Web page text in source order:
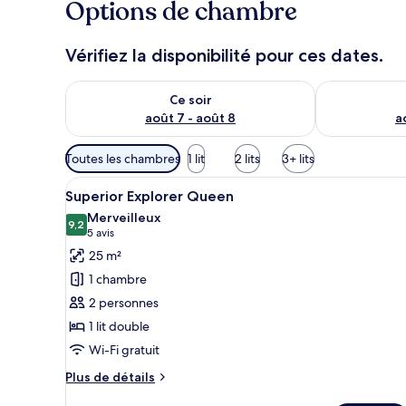
Options de chambre
Vérifiez la disponibilité pour ces dates.
Ce soir
août 7 - août 8
Vérifier la disponibilité pour ce soir août 7 - août 8
Vérifier la
Filtres
disponibles
pour
les
chambres
Toutes les chambres 1 lit 2 lits 3+ lits
Afficher
toutes
les
photos
pour
ce
type
de
chambre :
Superior
Une chambre d’hôtel avec
7
Superior Explorer Queen
9,29,2 sur 10
Merveilleux
5 avis
(5 avis)
25 m²
1 chambre
2 personnes
1 lit double
Wi-Fi gratuit
Plus de détails
Plus